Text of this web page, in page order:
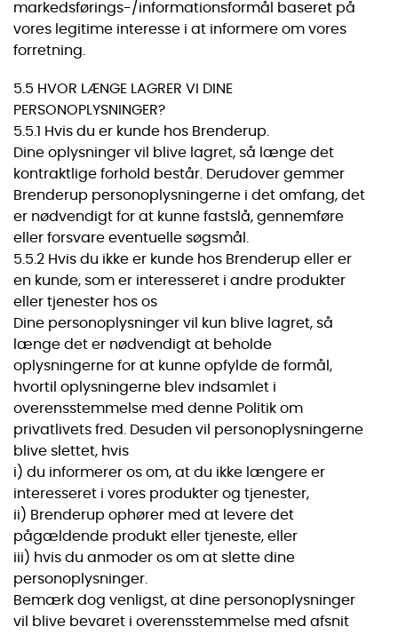
markedsførings-/informationsformål baseret på
vores legitime interesse i at informere om vores
forretning.
5.5 HVOR LÆNGE LAGRER VI DINE
PERSONOPLYSNINGER?
5.5.1 Hvis du er kunde hos Brenderup.
Dine oplysninger vil blive lagret, så længe det
kontraktlige forhold består. Derudover gemmer
Brenderup personoplysningerne i det omfang, det
er nødvendigt for at kunne fastslå, gennemføre
eller forsvare eventuelle søgsmål.
5.5.2 Hvis du ikke er kunde hos Brenderup eller er
en kunde, som er interesseret i andre produkter
eller tjenester hos os
Dine personoplysninger vil kun blive lagret, så
længe det er nødvendigt at beholde
oplysningerne for at kunne opfylde de formål,
hvortil oplysningerne blev indsamlet i
overensstemmelse med denne Politik om
privatlivets fred. Desuden vil personoplysningerne
blive slettet, hvis
i) du informerer os om, at du ikke længere er
interesseret i vores produkter og tjenester,
ii) Brenderup ophører med at levere det
pågældende produkt eller tjeneste, eller
iii) hvis du anmoder os om at slette dine
personoplysninger.
Bemærk dog venligst, at dine personoplysninger
vil blive bevaret i overensstemmelse med afsnit